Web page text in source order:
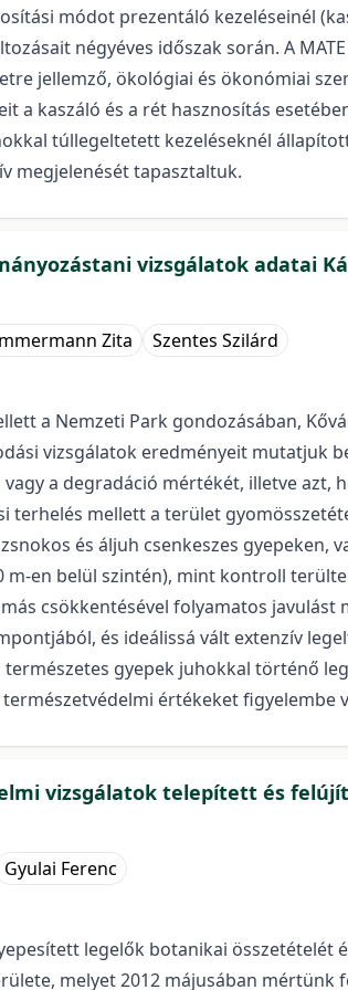
módot prezentáló kezeléseinél
négyéves időszak során. A
jellemző, ökológiai és ökonómiai
a kaszáló és a rét hasznosítás
túllegeltetett kezeléseknél
megjelenését tapasztaltuk.
vizsgálatok adatai
Zita Szentes Szilárd
a Nemzeti Park gondozásában,
vizsgálatok eredményeit mutatjuk
a degradáció mértékét, illetve
mellett a terület
és áljuh csenkeszes
m-en belül szintén), mint kontroll
csökkentésével folyamatos
és ideálissá vált extenzív
gyepek juhokkal történő
értékeket figyelembe
vizsgálatok telepített és
Gyulai Ferenc
legelők botanikai
melyet 2012 májusában